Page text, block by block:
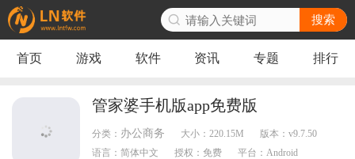
搜索
首页 游戏 软件 资讯 专题 排行
管家婆手机版app免费版
分类： 办公商务 大小： 220.15M 版本： v9.7.50
语言： 简体中文 授权： 免费 平台： Android